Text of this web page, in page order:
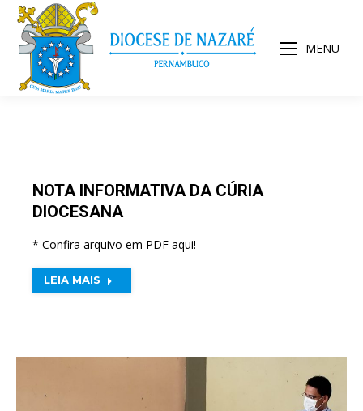
MENU
NOTA INFORMATIVA DA CÚRIA
DIOCESANA
* Confira arquivo em PDF aqui!
LEIA MAIS